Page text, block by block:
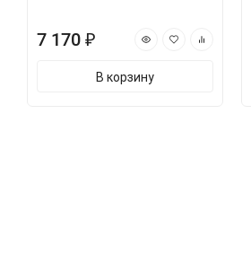
7 170 ₽
В корзину